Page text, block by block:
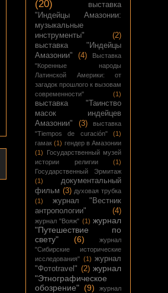
(20)
выставка
"Индейцы Амазонии:
музыкальные
инструменты"
(2)
выставка "Индейцы
Амазонии"
(4)
Выставка
"Коренные народы
Латинской Америки: от
загадок прошлого к вызовам
современности"
(1)
выставка "Таинство
масок индейцев
Амазонии"
(3)
выставка
"Tiempos de curación"
(1)
гамак (1) гендер в Амазонии
(1)
Государственный музей
истории религии
(1)
Государственный Эрмитаж
(1)
документальный
фильм (3) духовая трубка
(1)
журнал "Вестник
антропологии"
(4)
журнал "Вояж" (1) журнал
"Путешествие по
свету"
(6)
журнал
"Сибирские исторические
исследования" (1) журнал
"Фотоtravel" (2) журнал
"Этнографическое
обозрение" (9)
журнал